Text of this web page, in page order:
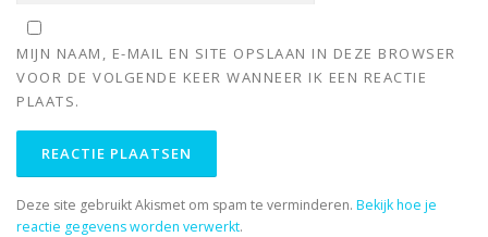
MIJN NAAM, E-MAIL EN SITE OPSLAAN IN DEZE BROWSER
VOOR DE VOLGENDE KEER WANNEER IK EEN REACTIE
PLAATS.
Deze site gebruikt Akismet om spam te verminderen. Bekijk hoe je
reactie gegevens worden verwerkt.